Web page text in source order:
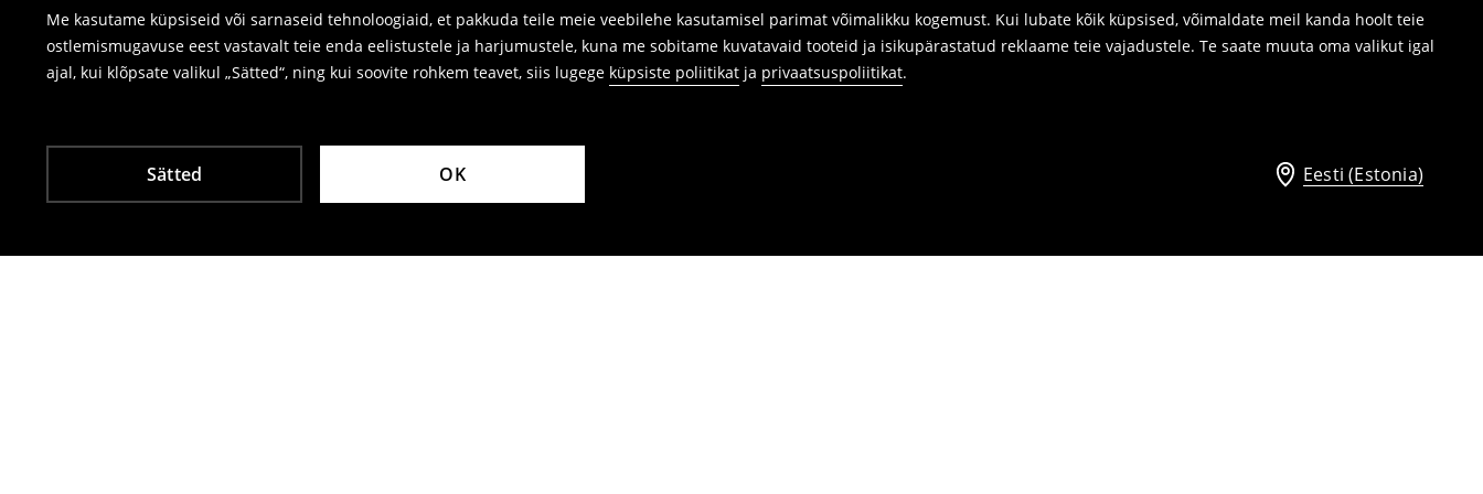
Me kasutame küpsiseid või sarnaseid tehnoloogiaid, et pakkuda teile meie veebilehe kasutamisel parimat võimalikku kogemust. Kui lubate kõik küpsised, võimaldate meil kanda hoolt teie
ostlemismugavuse eest vastavalt teie enda eelistustele ja harjumustele, kuna me sobitame kuvatavaid tooteid ja isikupärastatud reklaame teie vajadustele. Te saate muuta oma valikut igal
ajal, kui klõpsate valikul „Sätted“, ning kui soovite rohkem teavet, siis lugege küpsiste poliitikat ja privaatsuspoliitikat.
Sätted OK Eesti (Estonia)